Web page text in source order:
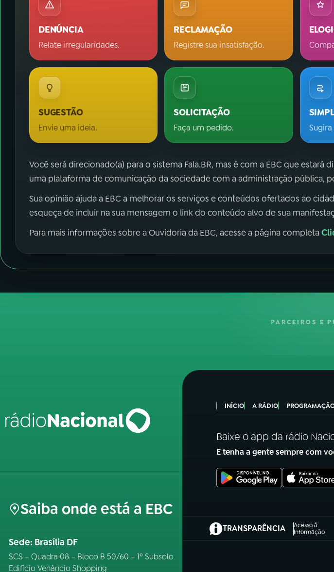
DENÚNCIA
Relate irregularidades.
RECLAMAÇÃO
Registre sua insatisfação.
SUGESTÃO
Envie uma ideia.
SOLICITAÇÃO
Faça um pedido.
Você será direcionado(a) para o sistema Fala.BR, mas é com a EBC que estará
uma plataforma de comunicação da sociedade com a administração pública,
Sua opinião ajuda a EBC a melhorar os serviços e conteúdos ofertados ao
esqueça de incluir na sua mensagem o link do conteúdo alvo de sua
Para mais informações sobre a Ouvidoria da EBC, acesse a página completa
PARCEIROS E
Saiba onde está a EBC
Sede: Brasília DF
SCS – Quadra 08 – Bloco B 50/60 – 1º Subsolo
Edifício Venâncio Shopping
INÍCIO A RÁDIO
Baixe o app da rádio
E tenha a gente sempre com
TRANSPARÊNCIA
Acesso à
Informação
(abre em nova aba)